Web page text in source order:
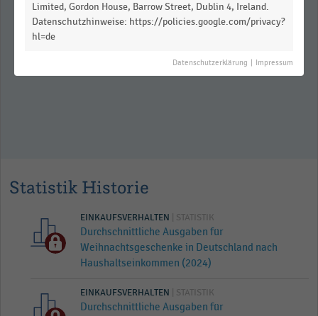
Anteil des Online-Handels am
Statistik Historie
EINKAUFSVERHALTEN | STATISTIK
Durchschnittliche Ausgaben für
Weihnachtsgeschenke in Deutschland nach
Haushaltseinkommen (2024)
EINKAUFSVERHALTEN | STATISTIK
Durchschnittliche Ausgaben für
Limited, Gordon House, Barrow Street, Dublin 4, Ireland.
Datenschutzhinweise: https://policies.google.com/privacy?
hl=de
Datenschutzerklärung Impressum